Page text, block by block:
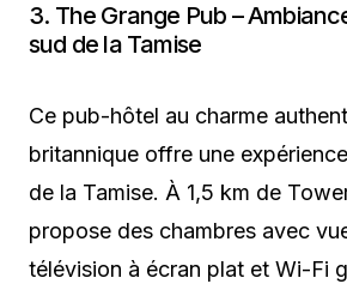
3. The Grange Pub –
sud de la Tamise
Ce pub-hôtel au charme
britannique offre une
de la Tamise. À 1,5 km de
propose des chambres avec
télévision à écran plat et Wi-Fi